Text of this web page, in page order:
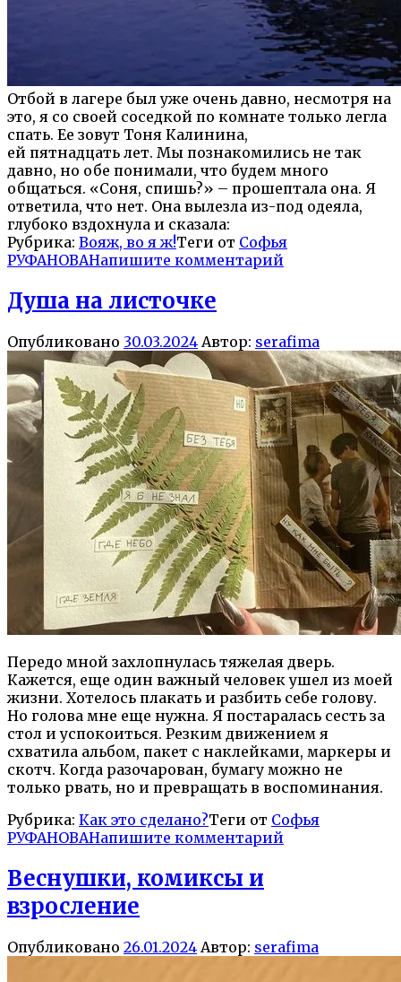
Отбой в лагере был уже очень давно, несмотря на
это, я со своей соседкой по комнате только легла
спать. Ее зовут Тоня Калинина,
ей пятнадцать лет. Мы познакомились не так
давно, но обе понимали, что будем много
общаться. «Соня, спишь?» – прошептала она. Я
ответила, что нет. Она вылезла из-под одеяла,
глубоко вздохнула и сказала:
Рубрика: Вояж, во я ж!Теги от Софья
РУФАНОВАНапишите комментарий
Душа на листочке
Опубликовано 30.03.2024 Автор: serafima
Передо мной захлопнулась тяжелая дверь.
Кажется, еще один важный человек ушел из моей
жизни. Хотелось плакать и разбить себе голову.
Но голова мне еще нужна. Я постаралась сесть за
стол и успокоиться. Резким движением я
схватила альбом, пакет с наклейками, маркеры и
скотч. Когда разочарован, бумагу можно не
только рвать, но и превращать в воспоминания.
Рубрика: Как это сделано?Теги от Софья
РУФАНОВАНапишите комментарий
Веснушки, комиксы и
взросление
Опубликовано 26.01.2024 Автор: serafima